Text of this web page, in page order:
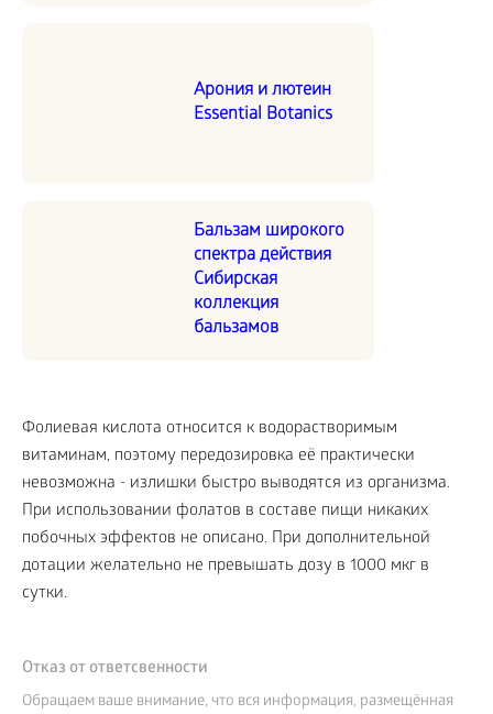
Арония и лютеин
Essential Botanics
Бальзам широкого
спектра действия
Сибирская
коллекция
бальзамов
Фолиевая кислота относится к водорастворимым
витаминам, поэтому передозировка её практически
невозможна - излишки быстро выводятся из организма.
При использовании фолатов в составе пищи никаких
побочных эффектов не описано. При дополнительной
дотации желательно не превышать дозу в 1000 мкг в
сутки.
Отказ от ответсвенности
Обращаем ваше внимание, что вся информация, размещённая